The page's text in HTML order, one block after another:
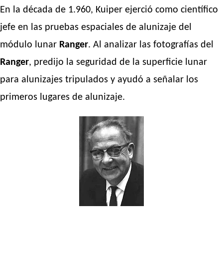
En la década de 1.960, Kuiper ejerció como científico
jefe en las pruebas espaciales de alunizaje del
módulo lunar Ranger. Al analizar las fotografías del
Ranger, predijo la seguridad de la superficie lunar
para alunizajes tripulados y ayudó a señalar los
primeros lugares de alunizaje.